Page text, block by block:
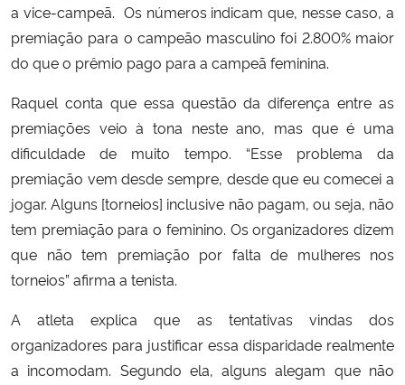
a vice-campeã. Os números indicam que, nesse caso, a
premiação para o campeão masculino foi 2.800% maior
do que o prêmio pago para a campeã feminina.
Raquel conta que essa questão da diferença entre as
premiações veio à tona neste ano, mas que é uma
dificuldade de muito tempo. “Esse problema da
premiação vem desde sempre, desde que eu comecei a
jogar. Alguns [torneios] inclusive não pagam, ou seja, não
tem premiação para o feminino. Os organizadores dizem
que não tem premiação por falta de mulheres nos
torneios” afirma a tenista.
A atleta explica que as tentativas vindas dos
organizadores para justificar essa disparidade realmente
a incomodam. Segundo ela, alguns alegam que não